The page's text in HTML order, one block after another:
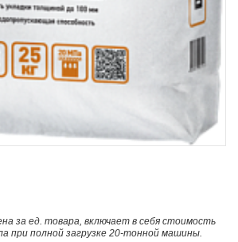
за ед. товара, включает в себя стоимость
при полной загрузке 20-тонной машины.